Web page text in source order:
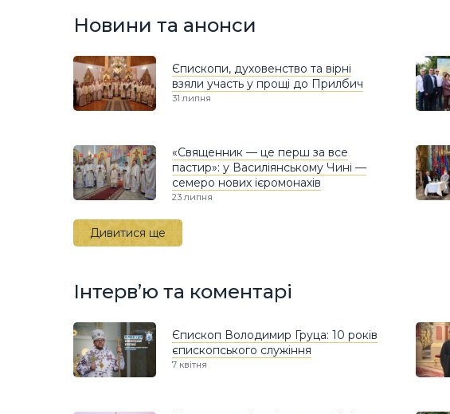
Новини та анонси
Єпископи, духовенство та вірні
взяли участь у прощі до Прилбич
31 липня
«Священник — це перш за все
пастир»: у Василіянському Чині —
семеро нових ієромонахів
23 липня
Дивитися ще
Інтерв’ю та коментарі
Єпископ Володимир Груца: 10 років
єпископського служіння
7 квітня